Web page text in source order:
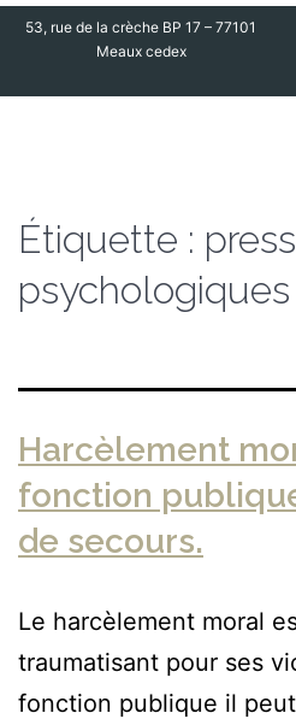
53, rue de la crèche BP 17 – 77101
Meaux cedex
Étiquette :
psychologiques
Harcèlement
fonction
de secours.
Le harcèlement moral
traumatisant pour ses
fonction publique il